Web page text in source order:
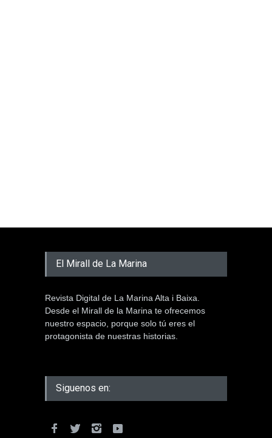
El Mirall de La Marina
Revista Digital de La Marina Alta i Baixa.
Desde el Mirall de la Marina te ofrecemos
nuestro espacio, porque solo tú eres el
protagonista de nuestras historias.
Siguenos en: